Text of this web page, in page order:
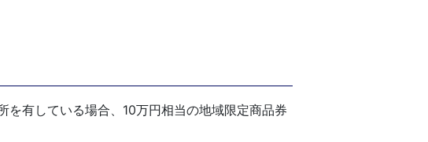
有している場合、10万円相当の地域限定商品券